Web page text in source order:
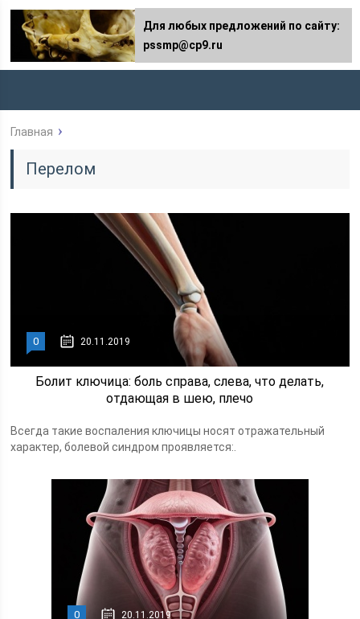
Главная
Перелом
0 20.11.2019
Болит ключица: боль справа, слева, что делать,
отдающая в шею, плечо
Всегда такие воспаления ключицы носят отражательный
характер, болевой синдром проявляется:.
0 20.11.2019
Для любых предложений по сайту:
pssmp@cp9.ru